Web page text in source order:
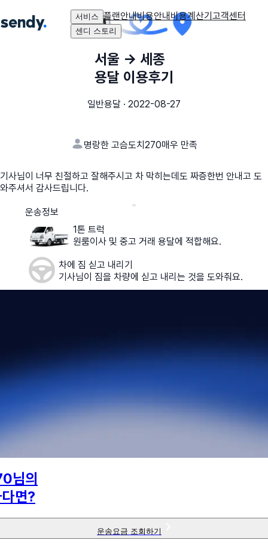
서비스 플랜안내비용안내비용계산기고객센터
센디 스토리
서울 → 세종
용달 이용후기
일반용달 · 2022-08-27
명랑한 고슴도치270매우 만족
기사님이 너무 친절하고 잘해주시고 차 막히는데도 짜증한번 안내고 도
와주셔서 감사드립니다.
운송정보
1톤 트럭
원룸이사 및 중고 거래 용달에 적합해요.
차에 짐 싣고 내리기
기사님이 짐을 차량에 싣고 내리는 것을 도와줘요.
님의
면?
운송요금 조회하기